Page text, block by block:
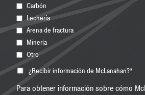
Carbón
Lechería
Arena de fractura
Minería
Otro
¿Recibir información de McLanahan?*
Para obtener información sobre cómo